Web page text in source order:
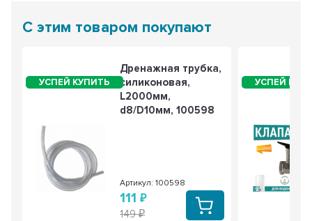
С этим товаром покупают
Дренажная трубка,
силиконовая,
L2000мм,
d8/D10мм, 100598
Артикул: 100598
111
149